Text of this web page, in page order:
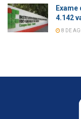
Exame
4.142
8 DE